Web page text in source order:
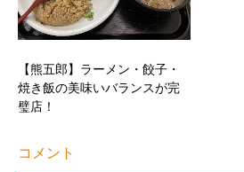
【熊五郎】ラーメン・餃子・
焼き飯の美味いバランスが完
璧店！
コメント